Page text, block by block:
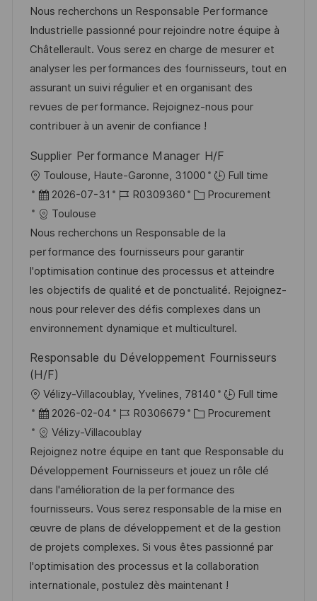
t
u
m
d
e
r
V
r
ö
f
f
e
n
t
l
i
c
h
u
n
g
b
-
I
D
t
e
g
o
r
i
e
Nous recherchons un Responsable Performance
Industrielle passionné pour rejoindre notre équipe à
Châtellerault. Vous serez en charge de mesurer et
analyser les performances des fournisseurs, tout en
assurant un suivi régulier et en organisant des
revues de performance. Rejoignez-nous pour
contribuer à un avenir de confiance !
Supplier Performance Manager H/F
O
r
t
Toulouse, Haute-Garonne, 31000
Full time
D
a
t
u
m
d
e
r
e
f
f
e
h
2026-07-31
J
b
-
I
D
R0309360
K
t
e
g
o
r
i
Procurement
Toulouse
Nous recherchons un Responsable de la
performance des fournisseurs pour garantir
l'optimisation continue des processus et atteindre
les objectifs de qualité et de ponctualité. Rejoignez-
nous pour relever des défis complexes dans un
environnement dynamique et multiculturel.
Responsable du Développement Fournisseurs
(H/F)
O
r
t
Vélizy-Villacoublay, Yvelines, 78140
Full time
D
a
t
u
m
d
e
r
V
e
2026-02-04
J
o
b
-
I
D
R0306679
K
t
e
g
o
r
i
e
Procurement
Vélizy-Villacoublay
Rejoignez notre équipe en tant que Responsable du
Développement Fournisseurs et jouez un rôle clé
dans l'amélioration de la performance des
fournisseurs. Vous serez responsable de la mise en
œuvre de plans de développement et de la gestion
de projets complexes. Si vous êtes passionné par
l'optimisation des processus et la collaboration
internationale, postulez dès maintenant !